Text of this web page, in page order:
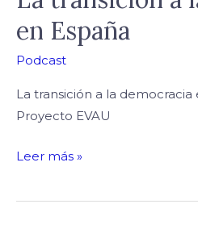
en España
Podcast
La transición a la democracia
Proyecto EVAU
Leer más »